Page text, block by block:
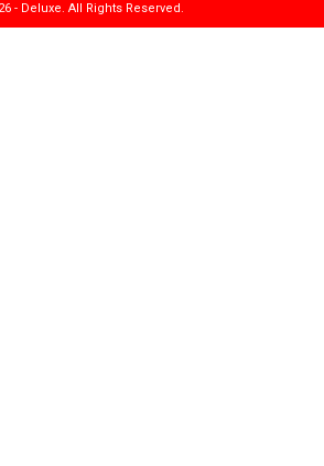
- Deluxe. All Rights Reserved.